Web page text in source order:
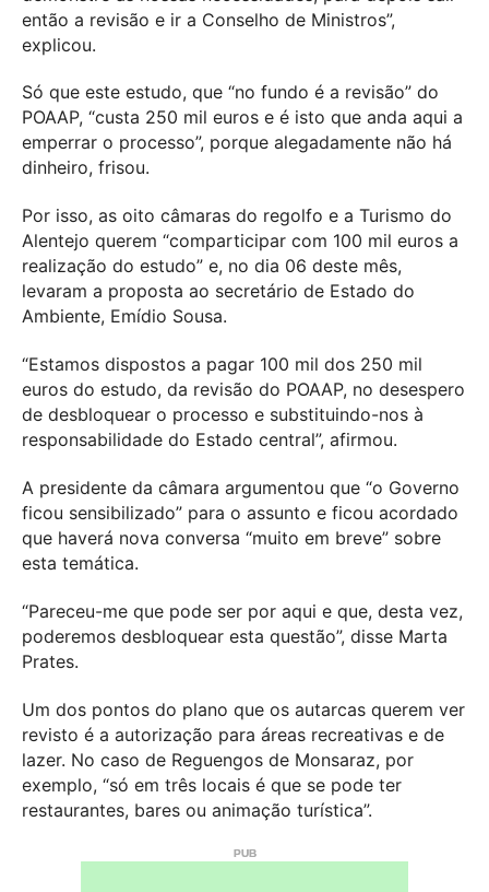
então a revisão e ir a Conselho de Ministros”,
explicou.
Só que este estudo, que “no fundo é a revisão” do
POAAP, “custa 250 mil euros e é isto que anda aqui a
emperrar o processo”, porque alegadamente não há
dinheiro, frisou.
Por isso, as oito câmaras do regolfo e a Turismo do
Alentejo querem “comparticipar com 100 mil euros a
realização do estudo” e, no dia 06 deste mês,
levaram a proposta ao secretário de Estado do
Ambiente, Emídio Sousa.
“Estamos dispostos a pagar 100 mil dos 250 mil
euros do estudo, da revisão do POAAP, no desespero
de desbloquear o processo e substituindo-nos à
responsabilidade do Estado central”, afirmou.
A presidente da câmara argumentou que “o Governo
ficou sensibilizado” para o assunto e ficou acordado
que haverá nova conversa “muito em breve” sobre
esta temática.
“Pareceu-me que pode ser por aqui e que, desta vez,
poderemos desbloquear esta questão”, disse Marta
Prates.
Um dos pontos do plano que os autarcas querem ver
revisto é a autorização para áreas recreativas e de
lazer. No caso de Reguengos de Monsaraz, por
exemplo, “só em três locais é que se pode ter
restaurantes, bares ou animação turística”.